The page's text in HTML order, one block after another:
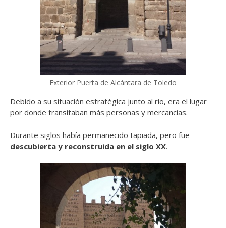
Exterior Puerta de Alcántara de Toledo
Debido a su situación estratégica junto al río, era el lugar
por donde transitaban más personas y mercancías.
Durante siglos había permanecido tapiada, pero fue
descubierta y reconstruida en el siglo XX.